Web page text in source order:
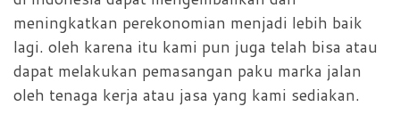
meningkatkan perekonomian menjadi lebih baik
lagi. oleh karena itu kami pun juga telah bisa atau
dapat melakukan pemasangan paku marka jalan
oleh tenaga kerja atau jasa yang kami sediakan.